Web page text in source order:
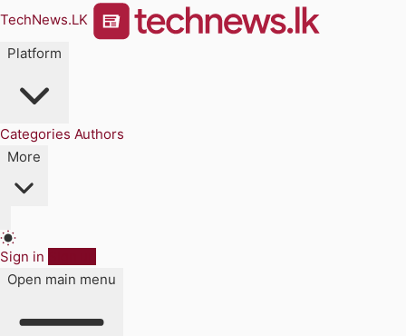
TechNews.LK
Platform
Categories Authors
More
Sign in
Open main menu